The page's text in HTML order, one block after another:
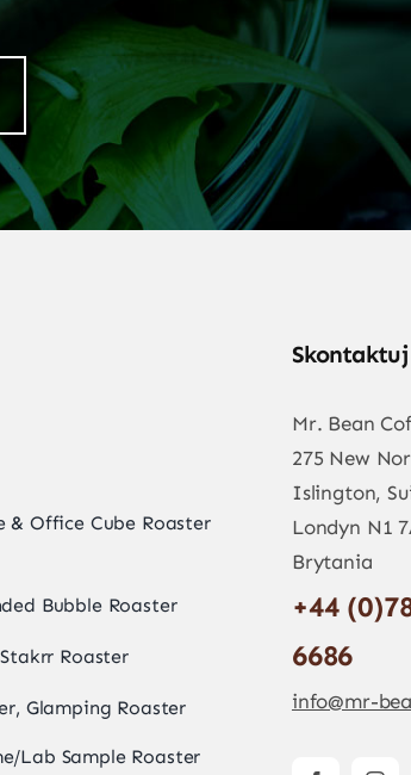
& Office Cube Roaster
Bubble Roaster
Roaster
Glamping Roaster
Lab Sample Roaster
Mr. Bean
275 New
Islington,
Londyn N1
Brytania
+44
6686
info@mr-